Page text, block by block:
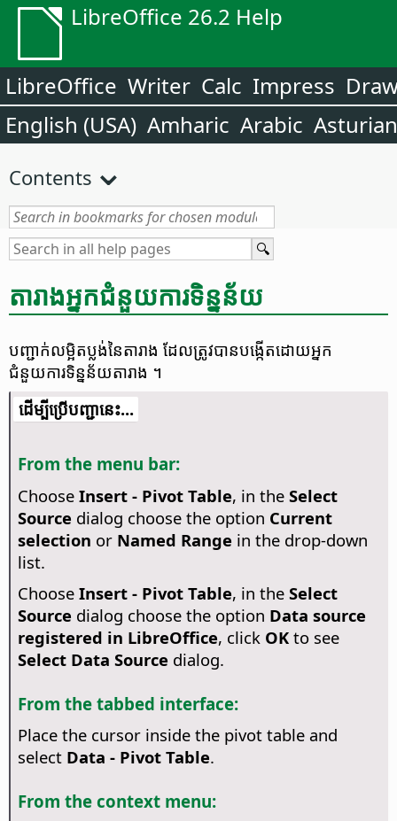
LibreOffice 26.2 Help
LibreOffice Writer Calc Impress
English (USA) Amharic Arabic Asturian
Contents
តារាង​អ្នក​ជំនួយ​ការ​ទិន្នន័យ
បញ្ជាក់​លម្អិត​ប្លង់​នៃ​តារាង ដែល​ត្រូវ​បាន​បង្កើត​ដោយ​អ្នក​
ជំនួយការ​ទិន្នន័យ​តារាង ។
​​ដើម្បី​ប្រើ​​បញ្ជា​នេះ...
From the menu bar:
Choose Insert - Pivot Table, in the Select
Source dialog choose the option Current
selection or Named Range in the drop-down
list.
Choose Insert - Pivot Table, in the Select
Source dialog choose the option Data source
registered in LibreOffice, click OKto see
Select Data Source dialog.
From the tabbed interface:
Place the cursor inside the pivot table and
select Data - Pivot Table.
From the context menu: